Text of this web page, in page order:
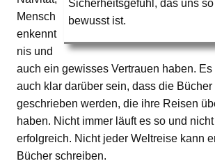
Sicherheitsgefühl, das uns
bewusst ist.
Mensch
enkennt
nis und
auch ein gewisses Vertrauen haben.
auch klar darüber sein, dass die Bücher
geschrieben werden, die ihre Reisen
haben. Nicht immer läuft es so und
erfolgreich. Nicht jeder Weltreise kann
Bücher schreiben.